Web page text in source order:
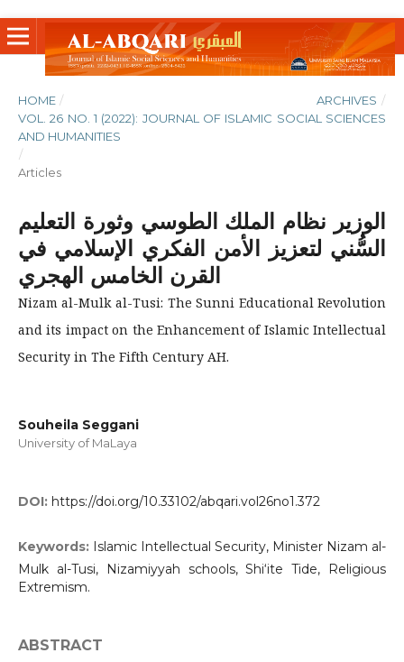
HOME / ARCHIVES /
VOL. 26 NO. 1 (2022): JOURNAL OF ISLAMIC SOCIAL SCIENCES
AND HUMANITIES
/
Articles
الوزير نظام الملك الطوسي وثورة التعليم
السُّني لتعزيز الأمن الفكري الإسلامي في
القرن الخامس الهجري
Nizam al-Mulk al-Tusi: The Sunni Educational Revolution
and its impact on the Enhancement of Islamic Intellectual
Security in The Fifth Century AH.
Souheila Seggani
University of MaLaya
DOI: https://doi.org/10.33102/abqari.vol26no1.372
Keywords: Islamic Intellectual Security, Minister Nizam al-
Mulk al-Tusi, Nizamiyyah schools, Shi‘ite Tide, Religious
Extremism.
ABSTRACT